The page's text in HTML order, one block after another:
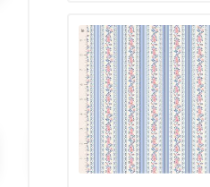
Moda Fabrics Fat Quarter
Bundle Gilded Metallic
Verkaufspreis
Unser bisheriger Preis 107,95 €,
jetzt nurPreis
91,76 €*
In den Warenkorb